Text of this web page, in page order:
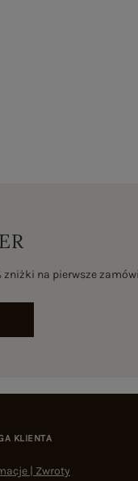
zniżki na pierwsze
KLIENTA
| Zwroty